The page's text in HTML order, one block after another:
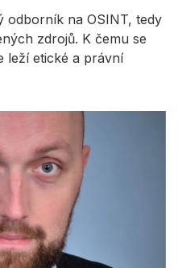
odborník na OSINT, tedy
zdrojů. K čemu se
leží etické a právní